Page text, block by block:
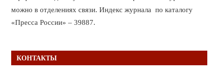
можно в отделениях связи. Индекс журнала по каталогу
«Пресса России» – 39887.
КОНТАКТЫ